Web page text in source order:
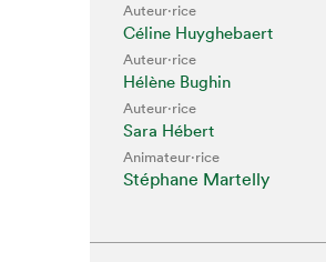
Auteur·rice
Céline Huyghebaert
Auteur·rice
Hélène Bughin
Auteur·rice
Sara Hébert
Animateur⋅rice
Stéphane Martelly